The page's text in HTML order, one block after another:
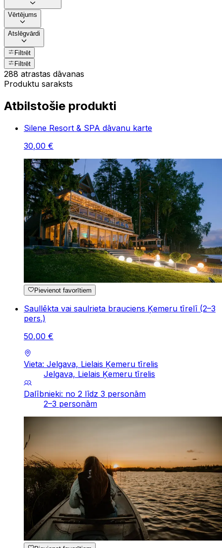
Vērtējums
Atslēgvārdi
Filtrēt
Filtrēt
288 atrastas dāvanas
Produktu saraksts
Atbilstošie produkti
Silene Resort & SPA dāvanu karte
30,00 €
Pievienot favorītiem
Saullēkta vai saulrieta brauciens Ķemeru tīrelī (2–3
pers.)
50,00 €
Vieta: Jelgava, Lielais Ķemeru tīrelis
Jelgava, Lielais Ķemeru tīrelis
Dalībnieki: no 2 līdz 3 personām
2–3 personām